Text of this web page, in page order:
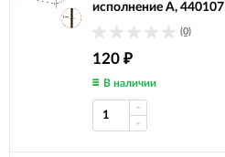
исполнение А, 440107
(0)
120 ₽
В наличии